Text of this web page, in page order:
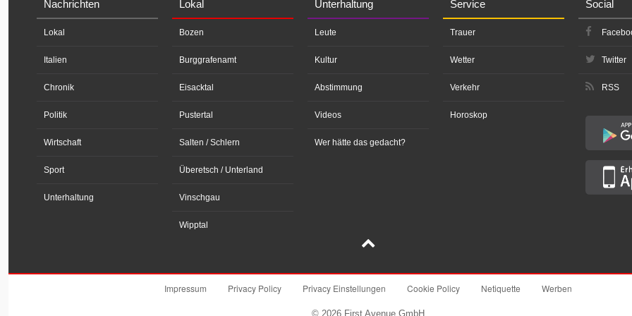
Nachrichten
Lokal
Italien
Chronik
Politik
Wirtschaft
Sport
Unterhaltung
Lokal
Bozen
Burggrafenamt
Eisacktal
Pustertal
Salten / Schlern
Überetsch / Unterland
Vinschgau
Wipptal
Unterhaltung
Leute
Kultur
Abstimmung
Videos
Wer hätte das gedacht?
Service
Trauer
Wetter
Verkehr
Horoskop
Social
Twitter
RSS
Impressum Privacy Policy Privacy Einstellungen Cookie Policy Netiquette Werben
© 2026 First Avenue GmbH